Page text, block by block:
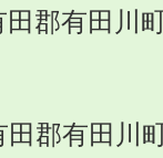
郡有田川
郡有田川